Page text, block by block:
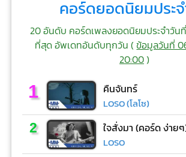
คอร์ดยอดนิยมประ
20 อันดับ คอร์ดเพลงยอดนิยมประจำวัน
ที่สุด อัพเดทอันดับทุกวัน (ข้อมูลวันที่
20:00)
1 คืนจันทร์
LOSO (โลโซ)
2 ใจสั่งมา (คอร์ด ง่าย
LOSO